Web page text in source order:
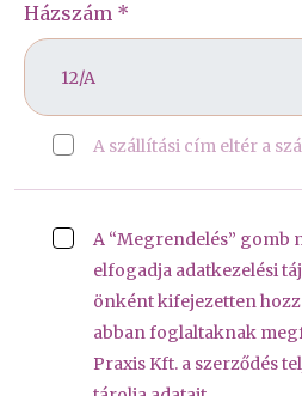
Házszám *
A szállítási cím eltér a
A “Megrendelés” gomb
elfogadja adatkezelési
önként kifejezetten
abban foglaltaknak
Praxis Kft. a szerződés